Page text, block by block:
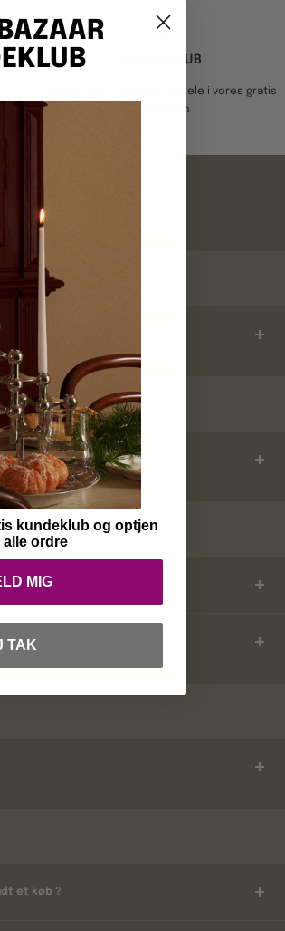
KUNDEKLUB
Optjen point og opnå fordele i vores gratis
kundeklub
et køb ?
kundeklub og optjen
ordre
MIG
TAK